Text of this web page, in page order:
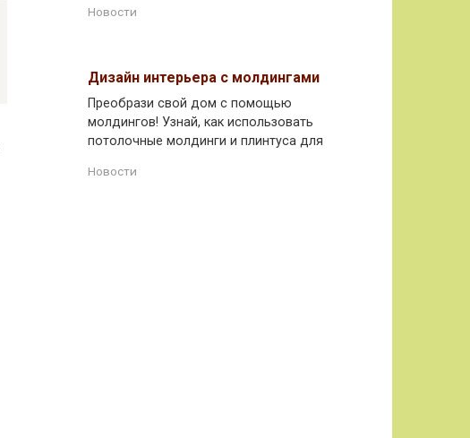
Новости
Дизайн интерьера с молдингами
Преобрази свой дом с помощью
молдингов! Узнай, как использовать
потолочные молдинги и плинтуса для
Новости